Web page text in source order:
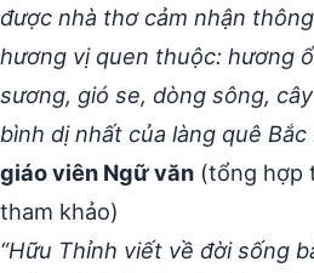
được nhà thơ cảm nhận
hương vị quen thuộc: hương
sương, gió se, dòng sông,
bình dị nhất của làng quê Bắc
giáo viên Ngữ văn (tổng hợp
tham khảo)
“Hữu Thỉnh viết về đời sống